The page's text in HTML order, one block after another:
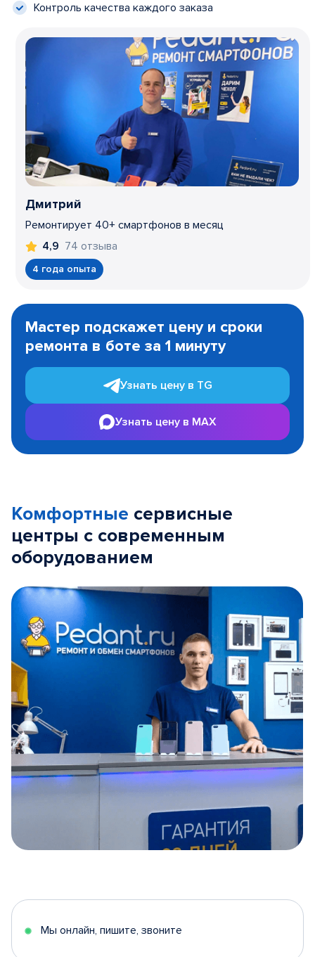
Контроль качества каждого заказа
Дмитрий
Ремонтирует 40+ смартфонов в месяц
4,9 74 отзыва
4 года опыта
1
Мастер подскажет цену и сроки
ремонта в боте за 1 минуту
Узнать цену в TG
Узнать цену в MAX
Комфортные сервисные
центры с современным
оборудованием
5
Мы онлайн, пишите, звоните